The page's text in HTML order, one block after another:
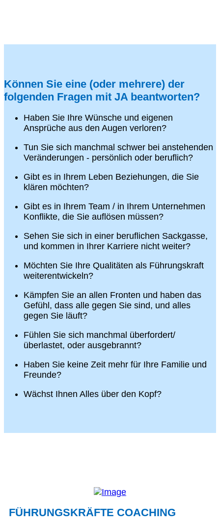
Können Sie eine (oder mehrere) der
folgenden Fragen mit JA beantworten?
Haben Sie Ihre Wünsche und eigenen
Ansprüche aus den Augen verloren?
Tun Sie sich manchmal schwer bei anstehenden
Veränderungen - persönlich oder beruflich?
Gibt es in Ihrem Leben Beziehungen, die Sie
klären möchten?
Gibt es in Ihrem Team / in Ihrem Unternehmen
Konflikte, die Sie auflösen müssen?
Sehen Sie sich in einer beruflichen Sackgasse,
und kommen in Ihrer Karriere nicht weiter?
Möchten Sie Ihre Qualitäten als Führungskraft
weiterentwickeln?
Kämpfen Sie an allen Fronten und haben das
Gefühl, dass alle gegen Sie sind, und alles
gegen Sie läuft?
Fühlen Sie sich manchmal überfordert/
überlastet, oder ausgebrannt?
Haben Sie keine Zeit mehr für Ihre Familie und
Freunde?
Wächst Ihnen Alles über den Kopf?
FÜHRUNGSKRÄFTE COACHING